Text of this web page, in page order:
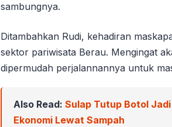
sambungnya.
Ditambahkan Rudi, kehadiran
sektor pariwisata Berau. Mengingat
dipermudah perjalannannya untuk
Also Read: Sulap Tutup Botol
Ekonomi Lewat Sampah